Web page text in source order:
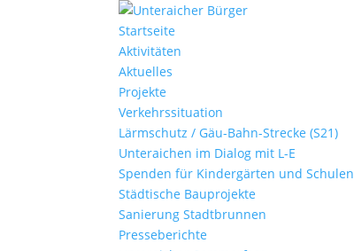
Startseite
Aktivitäten
Aktuelles
Projekte
Verkehrssituation
Lärmschutz / Gäu-Bahn-Strecke (S21)
Unteraichen im Dialog mit L-E
Spenden für Kindergärten und Schulen
Städtische Bauprojekte
Sanierung Stadtbrunnen
Presseberichte